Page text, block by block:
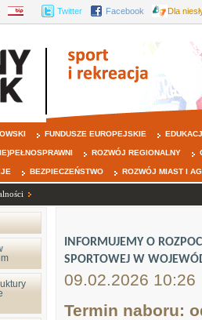
BIP Twitter Facebook Dla
FUNDUSZE EUROPEJSKIE
ROZWÓJ REGIONALNY
BEZPIECZEŃSTWO ROZWÓJ MIAST I
INFORMUJEMY O
SPORTOWEJ W
09.02.2026 10:26
Termin naboru: